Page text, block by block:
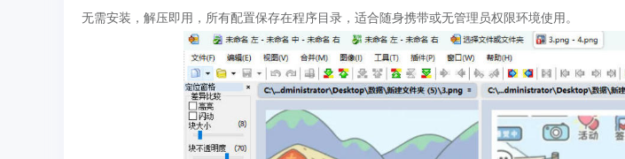
无需安装，解压即用，所有配置保存在程序目录，适合随身携带或无管理员权限环境使用。